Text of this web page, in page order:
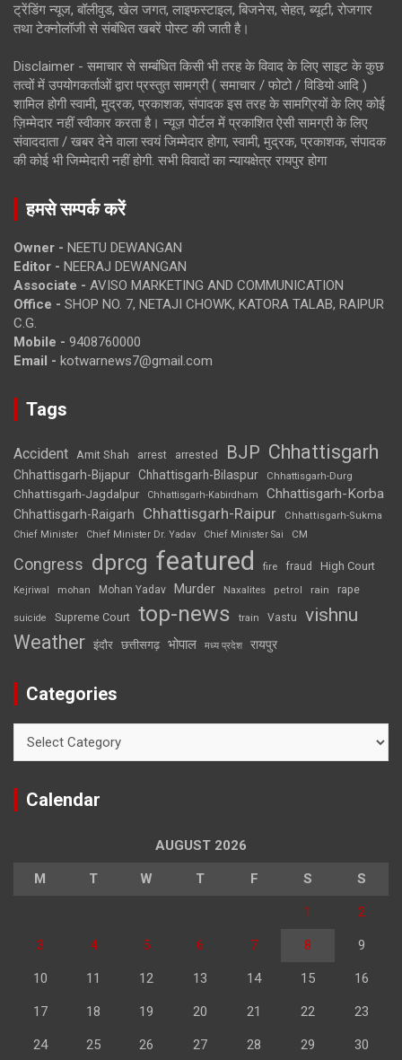
ट्रेंडिंग न्यूज, बॉलीवुड, खेल जगत, लाइफस्टाइल, बिजनेस, सेहत, ब्यूटी, रोजगार
तथा टेक्नोलॉजी से संबंधित खबरें पोस्ट की जाती है।
Disclaimer - समाचार से सम्बंधित किसी भी तरह के विवाद के लिए साइट के कुछ
तत्वों में उपयोगकर्ताओं द्वारा प्रस्तुत सामग्री ( समाचार / फोटो / विडियो आदि )
शामिल होगी स्वामी, मुद्रक, प्रकाशक, संपादक इस तरह के सामग्रियों के लिए कोई
ज़िम्मेदार नहीं स्वीकार करता है। न्यूज़ पोर्टल में प्रकाशित ऐसी सामग्री के लिए
संवाददाता / खबर देने वाला स्वयं जिम्मेदार होगा, स्वामी, मुद्रक, प्रकाशक, संपादक
की कोई भी जिम्मेदारी नहीं होगी. सभी विवादों का न्यायक्षेत्र रायपुर होगा
हमसे सम्पर्क करें
Owner - NEETU DEWANGAN
Editor - NEERAJ DEWANGAN
Associate - AVISO MARKETING AND COMMUNICATION
Office - SHOP NO. 7, NETAJI CHOWK, KATORA TALAB, RAIPUR
C.G.
Mobile - 9408760000
Email - kotwarnews7@gmail.com
Tags
Accident Amit Shah arrest arrested BJP Chhattisgarh
Chhattisgarh-Bijapur Chhattisgarh-Bilaspur Chhattisgarh-Durg
Chhattisgarh-Jagdalpur Chhattisgarh-Kabirdham Chhattisgarh-Korba
Chhattisgarh-Raigarh Chhattisgarh-Raipur
Chhattisgarh-Sukma
Chief Minister
Chief Minister Dr. Yadav Chief Minister Sai CM
Congress dprcg featured fire fraud High Court
Kejriwal mohan Mohan Yadav Murder Naxalites petrol rain rape
suicide Supreme Court top-news train Vastu vishnu
Weather इंदौर छत्तीसगढ़ भोपाल मध्य प्रदेश रायपुर
Categories
Calendar
AUGUST 2026
M T W T F S S
1 2
3 4 5 6 7 8 9
10 11 12 13 14 15 16
17 18 19 20 21 22 23
24 25 26 27 28 29 30